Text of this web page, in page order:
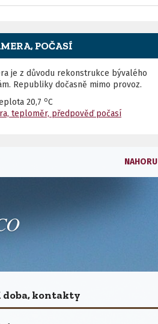
POČASÍ
je z důvodu rekonstrukce bývalého
Republiky dočasně mimo provoz.
20,7 oC
teploměr, předpověď počasí
NAHORU
kontakty